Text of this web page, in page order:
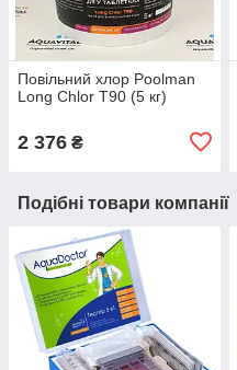
Повільний хлор Poolman
Long Chlor T90 (5 кг)
2 376 ₴
Подібні товари компанії